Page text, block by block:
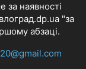
за наявності
"за
абзаці.